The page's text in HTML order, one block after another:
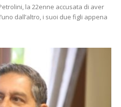
la 22enne accusata di aver
dall’altro, i suoi due figli appena